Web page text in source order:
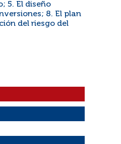
5. El diseño
8. El plan
del riesgo del